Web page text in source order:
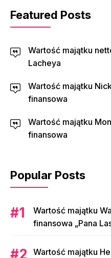
Featured Posts
Wartość majątku
Lacheya
Wartość majątku
finansowa
Wartość majątku
finansowa
Popular Posts
Wartość majątku
finansowa „Pana
Wartość majątku